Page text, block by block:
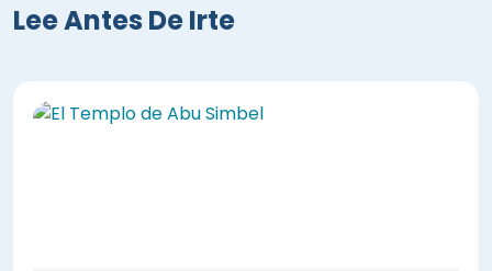
Lee Antes De Irte